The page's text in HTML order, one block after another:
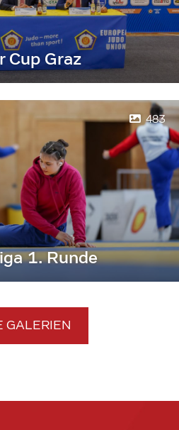
Cup Graz
483
1. Runde
GALERIEN